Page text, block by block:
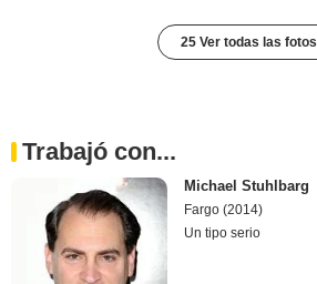
25 Ver todas las fotos
Trabajó con...
Michael Stuhlbarg
Fargo (2014)
Un tipo serio